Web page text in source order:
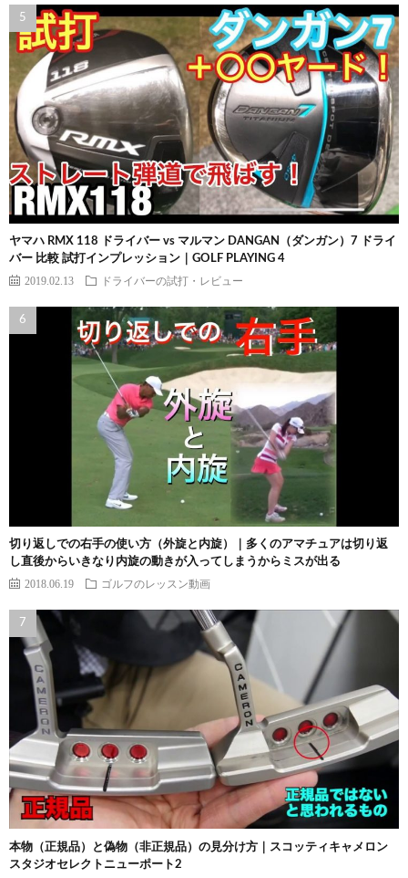
ヤマハ RMX 118 ドライバー vs マルマン DANGAN（ダンガン）7 ドライ
バー 比較 試打インプレッション｜GOLF PLAYING 4
2019.02.13 ドライバーの試打・レビュー
切り返しでの右手の使い方（外旋と内旋）｜多くのアマチュアは切り返
し直後からいきなり内旋の動きが入ってしまうからミスが出る
2018.06.19 ゴルフのレッスン動画
本物（正規品）と偽物（非正規品）の見分け方｜スコッティキャメロン
スタジオセレクトニューポート2